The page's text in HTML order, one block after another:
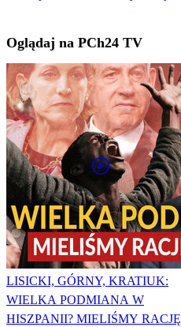
Oglądaj na PCh24 TV
LISICKI, GÓRNY, KRATIUK:
WIELKA PODMIANA W
HISZPANII? MIELIŚMY RACJĘ